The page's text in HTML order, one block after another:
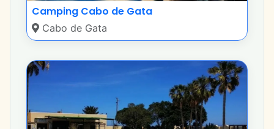
Camping Cabo de Gata
Cabo de Gata